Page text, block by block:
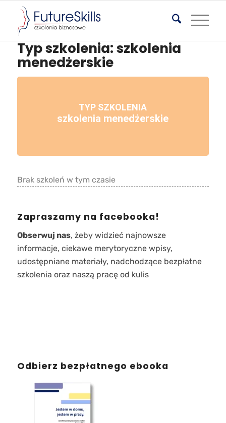
Typ szkolenia: szkolenia
menedżerskie
TYP SZKOLENIA
szkolenia menedżerskie
Brak szkoleń w tym czasie
Zapraszamy na facebooka!
Obserwuj nas, żeby widzieć najnowsze
informacje, ciekawe merytoryczne wpisy,
udostępniane materiały, nadchodzące bezpłatne
szkolenia oraz naszą pracę od kulis
Odbierz bezpłatnego ebooka